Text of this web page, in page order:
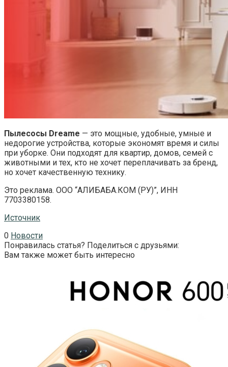
Пылесосы Dreame — это мощные, удобные, умные и
недорогие устройства, которые экономят время и силы
при уборке. Они подходят для квартир, домов, семей с
животными и тех, кто не хочет переплачивать за бренд,
но хочет качественную технику.
Это реклама. ООО “АЛИБАБА.КОМ (РУ)”, ИНН
7703380158.
Источник
0 Новости
Понравилась статья? Поделиться с друзьями:
Вам также может быть интересно